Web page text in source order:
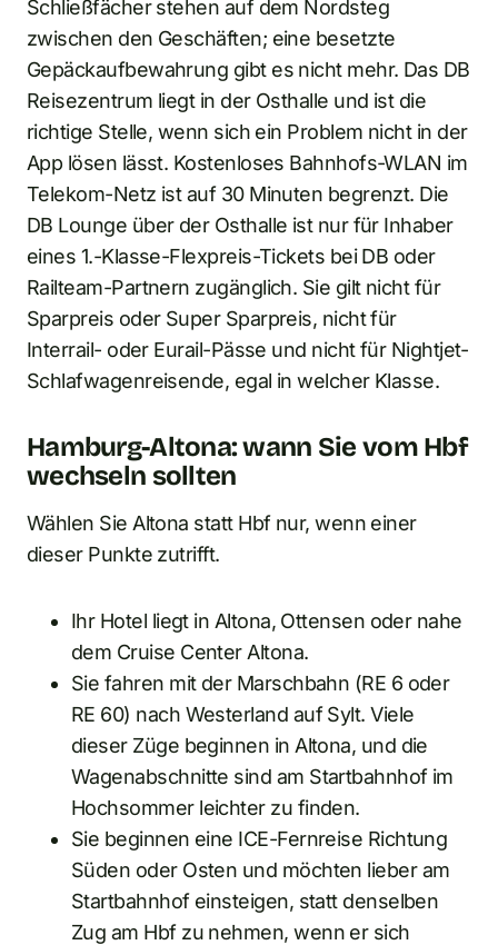
Schließfächer stehen auf dem Nordsteg
zwischen den Geschäften; eine besetzte
Gepäckaufbewahrung gibt es nicht mehr. Das DB
Reisezentrum liegt in der Osthalle und ist die
richtige Stelle, wenn sich ein Problem nicht in der
App lösen lässt. Kostenloses Bahnhofs-WLAN im
Telekom-Netz ist auf 30 Minuten begrenzt. Die
DB Lounge über der Osthalle ist nur für Inhaber
eines 1.-Klasse-Flexpreis-Tickets bei DB oder
Railteam-Partnern zugänglich. Sie gilt nicht für
Sparpreis oder Super Sparpreis, nicht für
Interrail- oder Eurail-Pässe und nicht für Nightjet-
Schlafwagenreisende, egal in welcher Klasse.
Hamburg-Altona: wann Sie vom Hbf
wechseln sollten
Wählen Sie Altona statt Hbf nur, wenn einer
dieser Punkte zutrifft.
Ihr Hotel liegt in Altona, Ottensen oder nahe
dem Cruise Center Altona.
Sie fahren mit der Marschbahn (RE 6 oder
RE 60) nach Westerland auf Sylt. Viele
dieser Züge beginnen in Altona, und die
Wagenabschnitte sind am Startbahnhof im
Hochsommer leichter zu finden.
Sie beginnen eine ICE-Fernreise Richtung
Süden oder Osten und möchten lieber am
Startbahnhof einsteigen, statt denselben
Zug am Hbf zu nehmen, wenn er sich